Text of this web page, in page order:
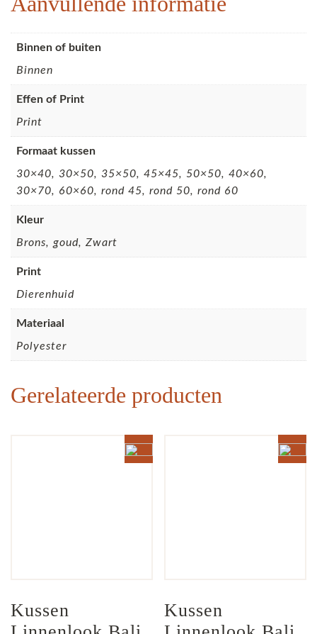
Binnen of buiten
Binnen
Effen of Print
Print
Formaat kussen
30×40, 30×50, 35×50, 45×45, 50×50, 40×60,
30×70, 60×60, rond 45, rond 50, rond 60
Kleur
Brons, goud, Zwart
Print
Dierenhuid
Materiaal
Polyester
Gerelateerde producten
Kussen
Kussen